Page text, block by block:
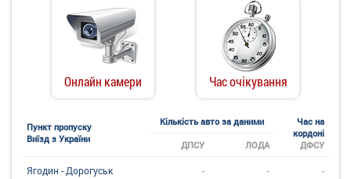
Онлайн камери Час очікування
Пункт пропуску
Виїзд з України
Кількість авто за даними
Час на
кордоні
ДФСУ
ДПСУ ЛОДА
Ягодин - Дорогуськ - - -